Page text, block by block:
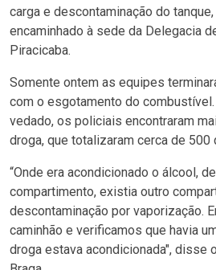
carga e descontaminação do
encaminhado à sede da Delegacia
Piracicaba.
Somente ontem as equipes
com o esgotamento do
vedado, os policiais encontraram
droga, que totalizaram cerca de 500
“Onde era acondicionado o álcool,
compartimento, existia outro
descontaminação por vaporização.
caminhão e verificamos que havia
droga estava acondicionada", disse